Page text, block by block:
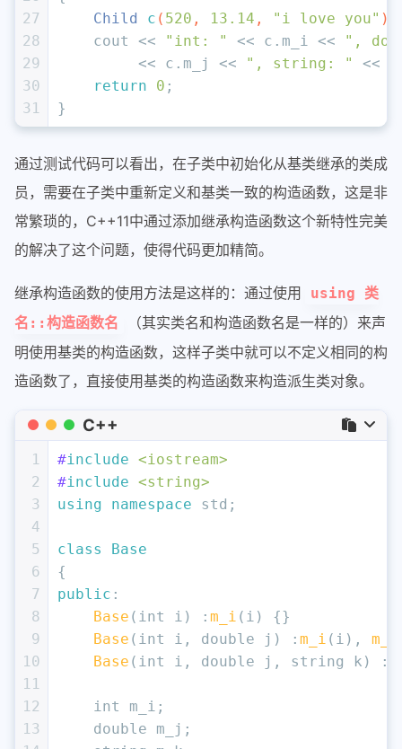
27
28
29
30
31
Child c ( 520 , 13.14 , "i love you" )
    cout <<
"int: " << c.m_i <<
",
         << c.m_j <<
", string: "
<<
return
0 ;
}
通过测试代码可以看出，在子类中初始化从基类继承的类成
员，需要在子类中重新定义和基类一致的构造函数，这是非
常繁琐的，C++11中通过添加继承构造函数这个新特性完美
的解决了这个问题，使得代码更加精简。
继承构造函数的使用方法是这样的：通过使用
using 类
名::构造函数名
（其实类名和构造函数名是一样的）来声
明使用基类的构造函数，这样子类中就可以不定义相同的构
造函数了，直接使用基类的构造函数来构造派生类对象。
C++
1
2
3
4
5
6
7
8
9
10
11
12
13
#include <iostream>
#include <string>
using
namespace std;
class
Base
{
public :
Base ( int i) : m_i (i) {}
Base ( int i, double j) : m_i (i), m_j
Base ( int i, double j, string k) :
int
m_i;
double m_j;